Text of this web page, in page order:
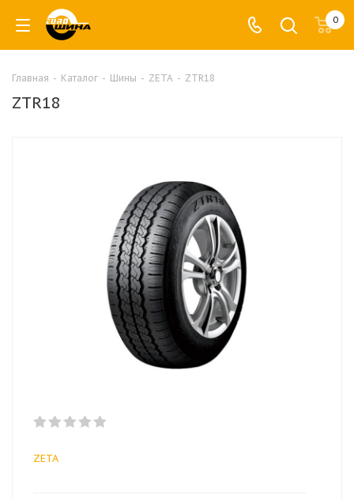
0
Главная - Каталог - Шины - ZETA - ZTR18
ZTR18
ZETA